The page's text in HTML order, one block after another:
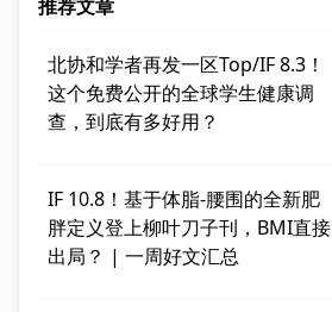
推荐文章
北协和学者再发一区Top/IF 8.3！
这个免费公开的全球学生健康调
查，到底有多好用？
IF 10.8！基于体脂-腰围的全新肥
胖定义登上柳叶刀子刊，BMI直接
出局？ | 一周好文汇总